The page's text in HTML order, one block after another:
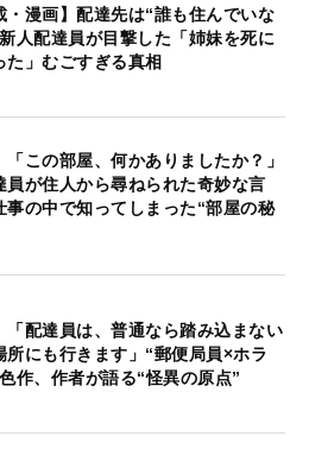
・漫画】配達先は“誰も住んでいな
人配達員が目撃した「姉妹を死に
た」むごすぎる真相
「この部屋、何かありましたか？」
員が住人から尋ねられた奇妙な言
の中で知ってしまった“部屋の秘
「配達員は、普通なら踏み込まない
所にも行きます」“郵便局員×ホラ
作、作者が語る“怪異の原点”